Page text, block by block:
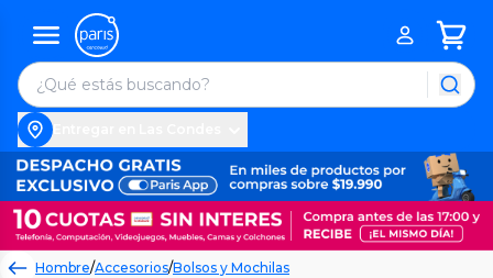
Hombre/Accesorios/Bolsos y Mochilas